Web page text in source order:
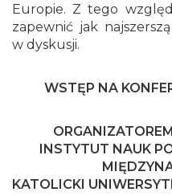
Europie. Z tego
zapewnić jak
w dyskusji.
WSTĘP NA
INSTYTUT NAUK
KATOLICKI